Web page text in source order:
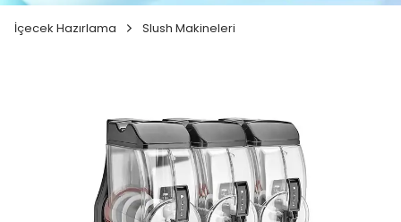
İçecek Hazırlama Slush Makineleri